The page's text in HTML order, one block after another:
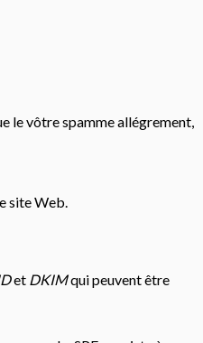
le vôtre spamme allégrement,
site Web.
et DKIMqui peuvent être